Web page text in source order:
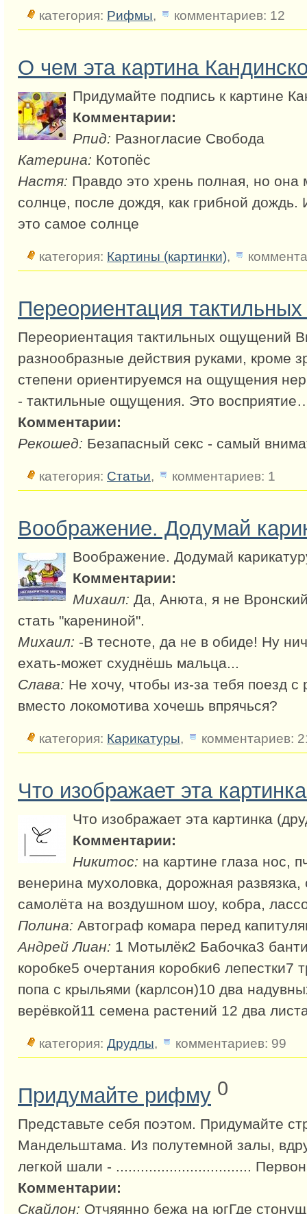
категория: Рифмы, комментариев: 12
О чем эта картина
Придумайте подпись к картине
Комментарии:
Рпид: Разногласие Свобода
Катерина: Котопёс
Настя: Правдо это хрень полная, но она
солнце, после дождя, как грибной дождь.
это самое солнце
категория: Картины (картинки),
Переориентация
Переориентация тактильных ощущений
разнообразные действия руками, кроме
степени ориентируемся на ощущения
- тактильные ощущения. Это
Комментарии:
Рекошед: Безапасный секс - самый
категория: Статьи, комментариев: 1
Воображение. Додумай
Воображение. Додумай
Комментарии:
Михаил: Да, Анюта, я не
стать "карениной".
Михаил: -В тесноте, да не в обиде! Ну
ехать-может схуднёшь мальца...
Слава: Не хочу, чтобы из-за тебя поезд
вместо локомотива хочешь впрячься?
категория: Карикатуры, комментариев:
Что изображает эта
Что изображает эта картинка
Комментарии:
Никитос: на картине глаза нос,
венерина мухоловка, дорожная
самолёта на воздушном шоу, кобра,
Полина: Автограф комара перед
Андрей Лиан: 1 Мотылёк2 Бабочка3
коробке5 очертания коробки6 лепестки7
попа с крыльями (карлсон)10 два
верёвкой11 семена растений 12 два
категория: Друдлы, комментариев: 99
Придумайте рифму 0
Представьте себя поэтом. Придумайте
Мандельштама. Из полутемной залы,
легкой шали - .................................
Комментарии:
Скайлон: Отчяянно бежа на югГде